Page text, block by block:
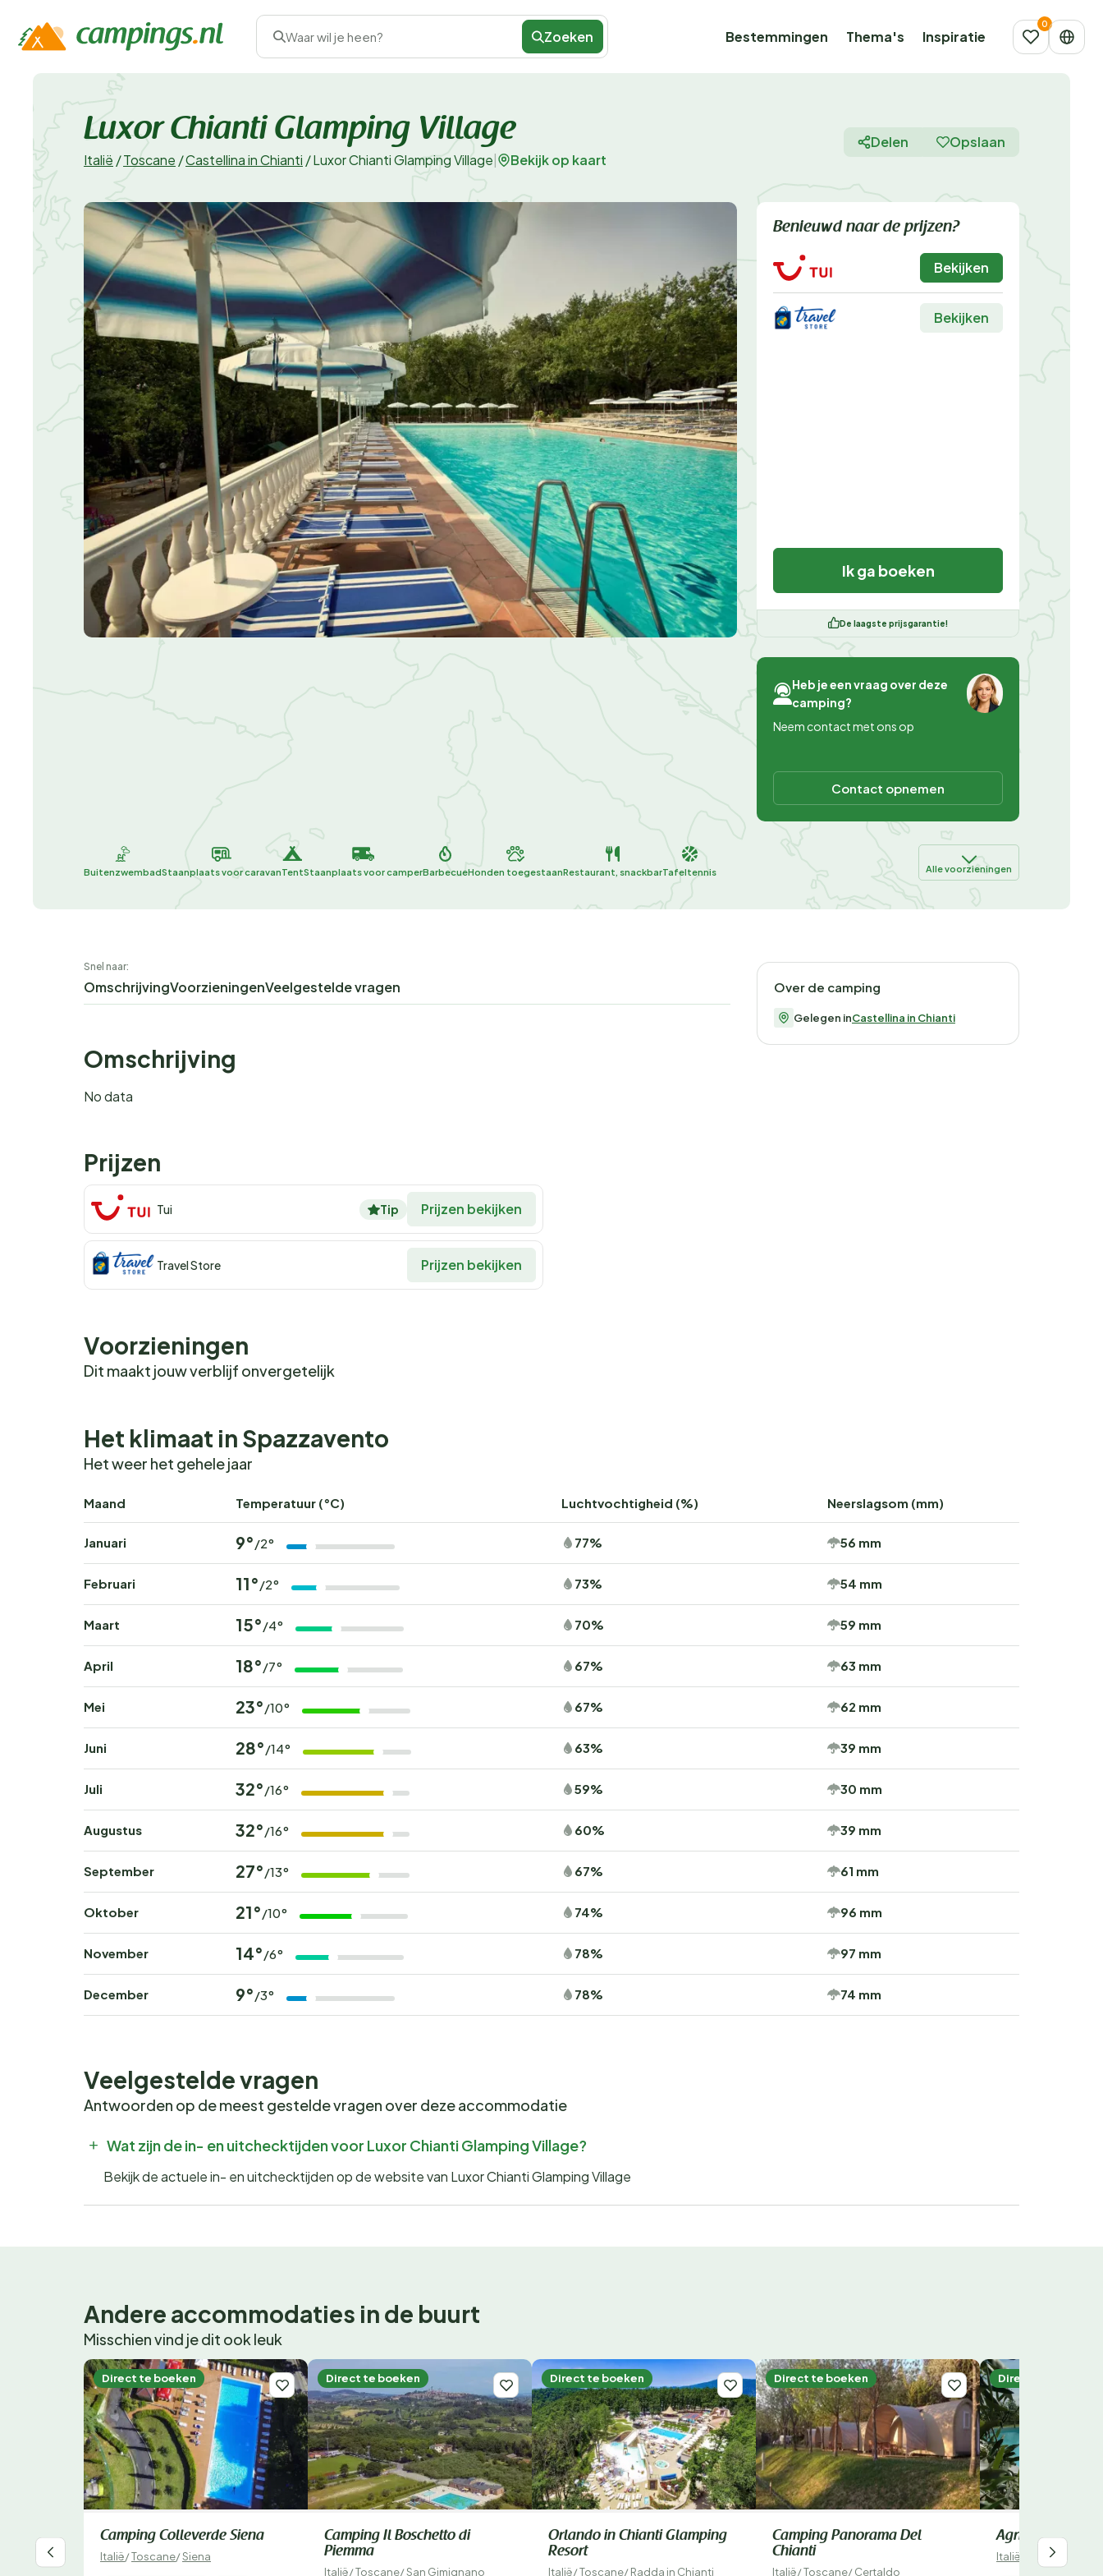
Waar wil je heen? Zoeken Bestemmingen Thema's Inspiratie
Luxor Chianti Glamping Village
Italië /Toscane /Castellina in Chianti /Luxor Chianti Glamping Village Bekijk op kaart
Delen Opslaan
Benieuwd naar de prijzen?
Bekijken
Bekijken
Ik ga boeken
De laagste prijsgarantie!
Heb je een vraag over deze
camping?
Neem contact met ons op
Contact opnemen
BuitenzwembadStaanplaats voor caravanTentStaanplaats voor camperBarbecueHonden toegestaanRestaurant, snackbarTafeltennis Alle voorzieningen
Snel naar:
OmschrijvingVoorzieningenVeelgestelde vragen
Omschrijving
No data
Over de camping
Gelegen inCastellina in Chianti
Prijzen
Tui Tip Prijzen bekijken
Travel Store Prijzen bekijken
Voorzieningen
Dit maakt jouw verblijf onvergetelijk
Het klimaat in Spazzavento
Het weer het gehele jaar
Maand Temperatuur (°C) Luchtvochtigheid (%) Neerslagsom (mm)
Januari 9°/2° 77% 56 mm
Februari 11°/2° 73% 54 mm
Maart 15°/4° 70% 59 mm
April 18°/7° 67% 63 mm
Mei 23°/10° 67% 62 mm
Juni 28°/14° 63% 39 mm
Juli 32°/16° 59% 30 mm
Augustus 32°/16° 60% 39 mm
September 27°/13° 67% 61 mm
Oktober 21°/10° 74% 96 mm
November 14°/6° 78% 97 mm
December 9°/3° 78% 74 mm
Veelgestelde vragen
Antwoorden op de meest gestelde vragen over deze accommodatie
Wat zijn de in- en uitchecktijden voor Luxor Chianti Glamping Village?
Bekijk de actuele in- en uitchecktijden op de website van Luxor Chianti Glamping Village
Andere accommodaties in de buurt
Misschien vind je dit ook leuk
Direct te boeken
Camping Colleverde Siena
Italië/Toscane/Siena
Direct te boeken
Camping Il Boschetto di
Piemma
Italië/Toscane/San Gimignano
Direct te boeken
Orlando in Chianti Glamping
Resort
Italië/Toscane/Radda in Chianti
Direct te boeken
Camping Panorama Del
Chianti
Italië/Toscane/Certaldo
Direct te boeken
Agricamping
Italië Toscane